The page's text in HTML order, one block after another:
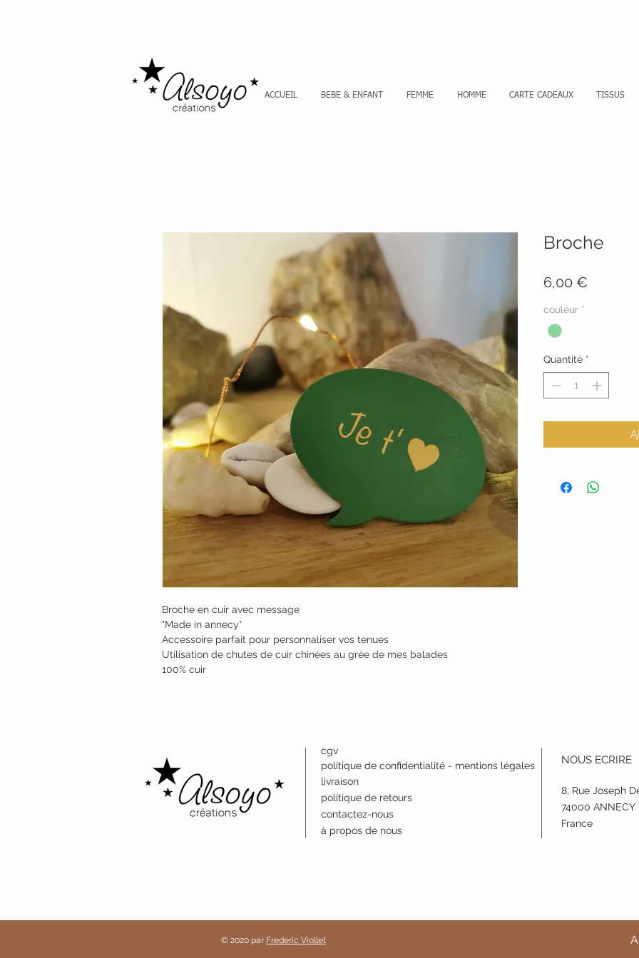
ACCUEIL BEBE & ENFANT FEMME HOMME CARTE CADEAUX TISSUS
Broche en cuir avec message
"Made in annecy"
Accessoire parfait pour personnaliser vos tenues
Utilisation de chutes de cuir chinées au grée de mes balades
100% cuir
Broche
6,00 €
couleur *
Quantité *
cgv
politique de confidentialité - mentions légales
livraison
politique de retours
contactez-nous
à propos de nous
NOUS ECRIRE
8, Rue Joseph
74000 ANNECY
France
© 2020 par Frederic Viollet